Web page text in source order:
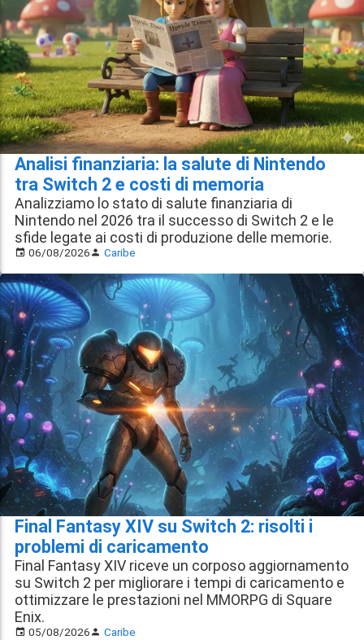
Analisi finanziaria: la salute di Nintendo
tra Switch 2 e costi di memoria
Analizziamo lo stato di salute finanziaria di
Nintendo nel 2026 tra il successo di Switch 2 e le
sfide legate ai costi di produzione delle memorie.
06/08/2026 Caribe
Final Fantasy XIV su Switch 2: risolti i
problemi di caricamento
Final Fantasy XIV riceve un corposo aggiornamento
su Switch 2 per migliorare i tempi di caricamento e
ottimizzare le prestazioni nel MMORPG di Square
Enix.
05/08/2026 Caribe